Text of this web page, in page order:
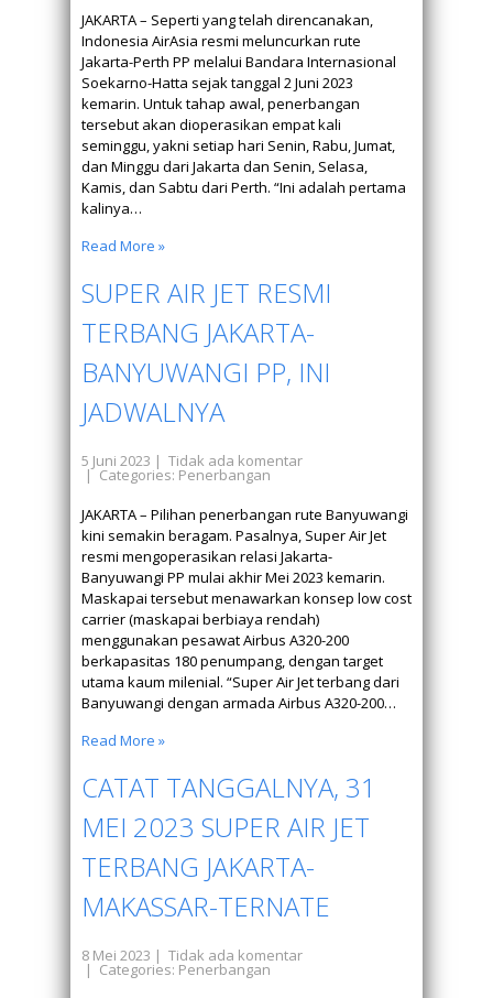
JAKARTA – Seperti yang telah direncanakan,
Indonesia AirAsia resmi meluncurkan rute
Jakarta-Perth PP melalui Bandara Internasional
Soekarno-Hatta sejak tanggal 2 Juni 2023
kemarin. Untuk tahap awal, penerbangan
tersebut akan dioperasikan empat kali
seminggu, yakni setiap hari Senin, Rabu, Jumat,
dan Minggu dari Jakarta dan Senin, Selasa,
Kamis, dan Sabtu dari Perth. “Ini adalah pertama
kalinya…
Read More »
SUPER AIR JET RESMI
TERBANG JAKARTA-
BANYUWANGI PP, INI
JADWALNYA
5 Juni 2023 | Tidak ada komentar
| Categories: Penerbangan
JAKARTA – Pilihan penerbangan rute Banyuwangi
kini semakin beragam. Pasalnya, Super Air Jet
resmi mengoperasikan relasi Jakarta-
Banyuwangi PP mulai akhir Mei 2023 kemarin.
Maskapai tersebut menawarkan konsep low cost
carrier (maskapai berbiaya rendah)
menggunakan pesawat Airbus A320-200
berkapasitas 180 penumpang, dengan target
utama kaum milenial. “Super Air Jet terbang dari
Banyuwangi dengan armada Airbus A320-200…
Read More »
CATAT TANGGALNYA, 31
MEI 2023 SUPER AIR JET
TERBANG JAKARTA-
MAKASSAR-TERNATE
8 Mei 2023 | Tidak ada komentar
| Categories: Penerbangan